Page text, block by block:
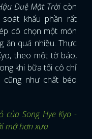
Duệ Mặt Trời còn
khẩu phần rất
cô chọn một món
ăn quá nhiều. Thực
theo một tờ báo,
khi bữa tối cô chỉ
cũng như chất béo
của Song Hye Kyo -
mở hơn xưa